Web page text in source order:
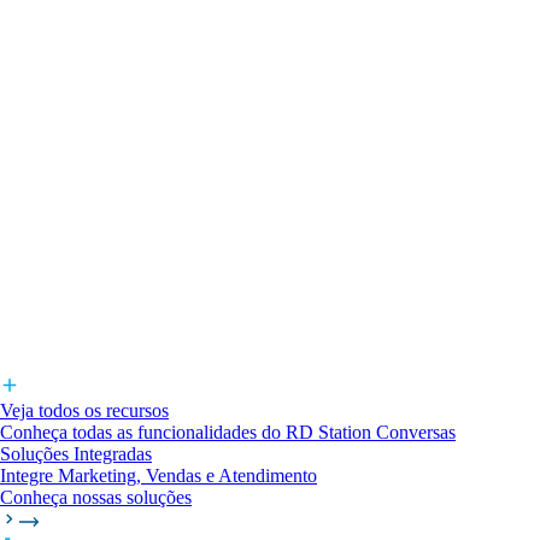
Veja todos os recursos
Conheça todas as funcionalidades do RD Station Conversas
Soluções Integradas
Integre Marketing, Vendas e Atendimento
Conheça nossas soluções